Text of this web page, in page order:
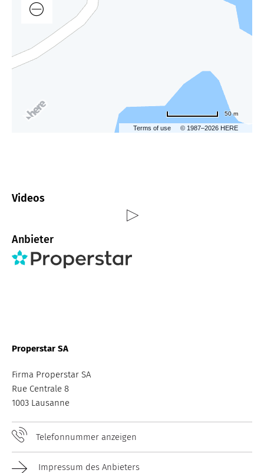
Terms of use © 1987–2026 HERE
50 m
Videos
Anbieter
Properstar SA
Firma Properstar SA
Rue Centrale 8
1003 Lausanne
Telefonnummer anzeigen
Impressum des Anbieters